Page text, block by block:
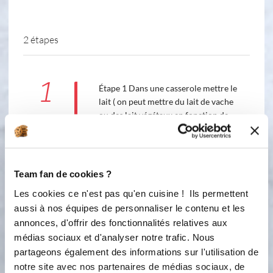
Team fan de cookies ?
Les cookies ce n'est pas qu'en cuisine ! Ils permettent
aussi à nos équipes de personnaliser le contenu et les
annonces, d'offrir des fonctionnalités relatives aux
médias sociaux et d'analyser notre trafic. Nous
partageons également des informations sur l'utilisation de
notre site avec nos partenaires de médias sociaux, de
2 étapes
1
Étape 1 Dans une casserole mettre le
lait ( on peut mettre du lait de vache
ou des lait végétaux en fonction de
ses goûts ) et la maïzena et chauffer
sur feu moyen en mélangeant sans
fouet. Porter à ébullition jusqu’à ce
alors le feu et ajouter le miel et les
eaux florales. Mélanger une minutes
supplémentaire et retirer du feu.
Transvaser dans des verrines ou
petites tasses. Laisser refroidir et
décorer avec les pistaches concassées